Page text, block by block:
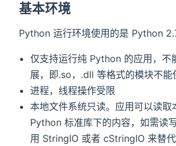
基本环境
Python 运行环境使用的是 Python
仅支持运行纯 Python 的应用，不
展，即.so，.dll 等格式的模块不能
进程，线程操作受限
本地文件系统只读。应用可以读取
Python 标准库下的内容，如需读
用 StringIO 或者 cStringIO 来替代